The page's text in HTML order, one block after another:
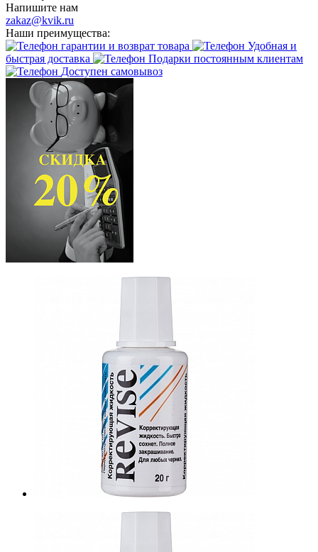
Напишите нам
zakaz@kvik.ru
Наши преимущества:
гарантии и возврат товара
Удобная и
быстрая доставка
Подарки постоянным клиентам
Доступен самовывоз